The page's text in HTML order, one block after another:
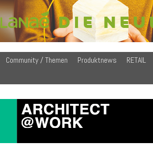
Community / Themen Produktnews RETAIL